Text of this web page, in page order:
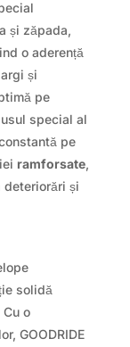
și zăpada,
o aderență
și
pe
special al
pe
ramforsate,
deteriorări și
solidă
o
GOODRIDE